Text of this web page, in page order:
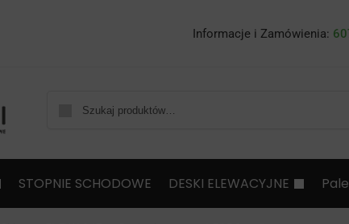
Informacje i Zamówienia:
STOPNIE SCHODOWE DESKI ELEWACYJNE